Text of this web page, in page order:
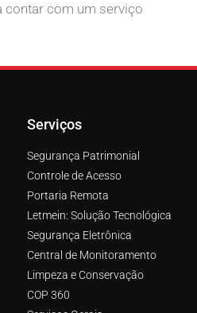
contar com um serviço
Serviços
Segurança Patrimonial
Controle de Acesso
Portaria Remota
Letmein: Solução Tecnológica
Segurança Eletrônica
Central de Monitoramento
Limpeza e Conservação
COP 360